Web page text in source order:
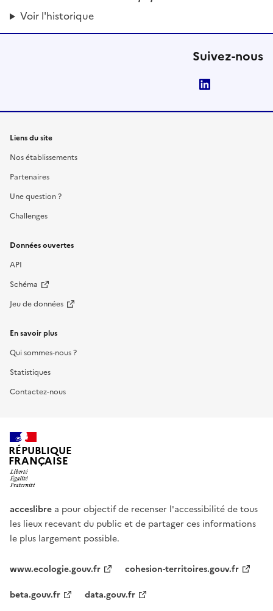
Voir l'historique
Suivez-nous
Liens du site
Nos établissements
Partenaires
Une question ?
Challenges
Données ouvertes
API
Schéma
Jeu de données
En savoir plus
Qui sommes-nous ?
Statistiques
Contactez-nous
RÉPUBLIQUE
FRANÇAISE
acceslibre a pour objectif de recenser l'accessibilité de tous
les lieux recevant du public et de partager ces informations
le plus largement possible.
www.ecologie.gouv.fr
cohesion-territoires.gouv.fr
beta.gouv.fr
data.gouv.fr